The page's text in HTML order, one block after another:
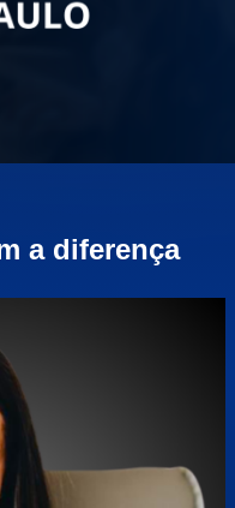
a diferença